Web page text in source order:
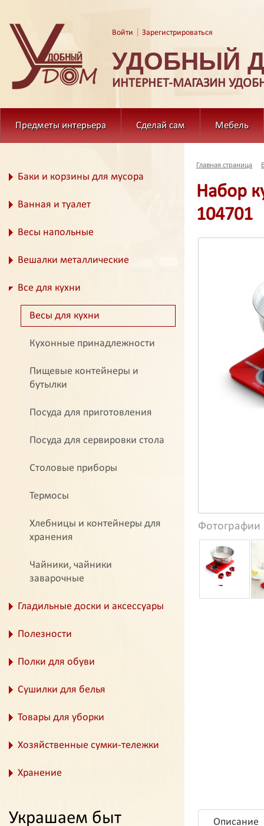
Войти Зарегистрироваться
УДОБНЫЙ
ИНТЕРНЕТ-МАГАЗИН
Предметы интерьера Сделай сам Мебель
Баки и корзины для мусора
Ванная и туалет
Весы напольные
Вешалки металлические
Все для кухни
Весы для кухни
Кухонные принадлежности
Пищевые контейнеры и
бутылки
Посуда для приготовления
Посуда для сервировки стола
Столовые приборы
Термосы
Хлебницы и контейнеры для
хранения
Чайники, чайники
заварочные
Гладильные доски и аксессуары
Полезности
Полки для обуви
Сушилки для белья
Товары для уборки
Хозяйственные сумки-тележки
Хранение
Украшаем быт
Главная страница
Набор
104701
Фотографии
Описание